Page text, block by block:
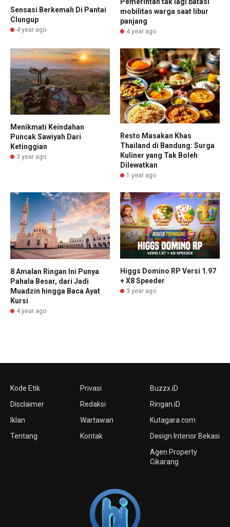
Sensasi Berkemah Di Pantai
Clungup
4 year ago
mobilitas warga saat libur
panjang
4 year ago
Menikmati Keindahan
Puncak Sawiyah Dari
Ketinggian
3 year ago
Resto Masakan Khas
Thailand di Bandung: Surga
Kuliner yang Tak Boleh
Dilewatkan
1 year ago
8 Amalan Ringan Ini Punya
Pahala Besar, dari Jadi
Muadzin hingga Baca Ayat
Kursi
4 year ago
Higgs Domino RP Versi 1.97
+ X8 Speeder
3 year ago
Kode Etik
Disclaimer
Iklan
Tentang
Privasi
Redaksi
Wartawan
Kontak
Buzzx.iD
Ringan.iD
Kutagara.com
Design Interior Bekasi
Agen Property
Cikarang